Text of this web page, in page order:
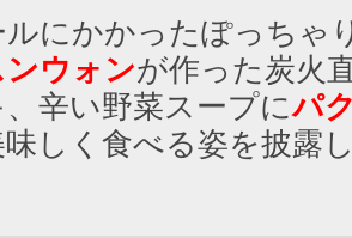
ルにかかったぽっちゃ
ンウォンが作った炭火
辛い野菜スープにパ
しく食べる姿を披露